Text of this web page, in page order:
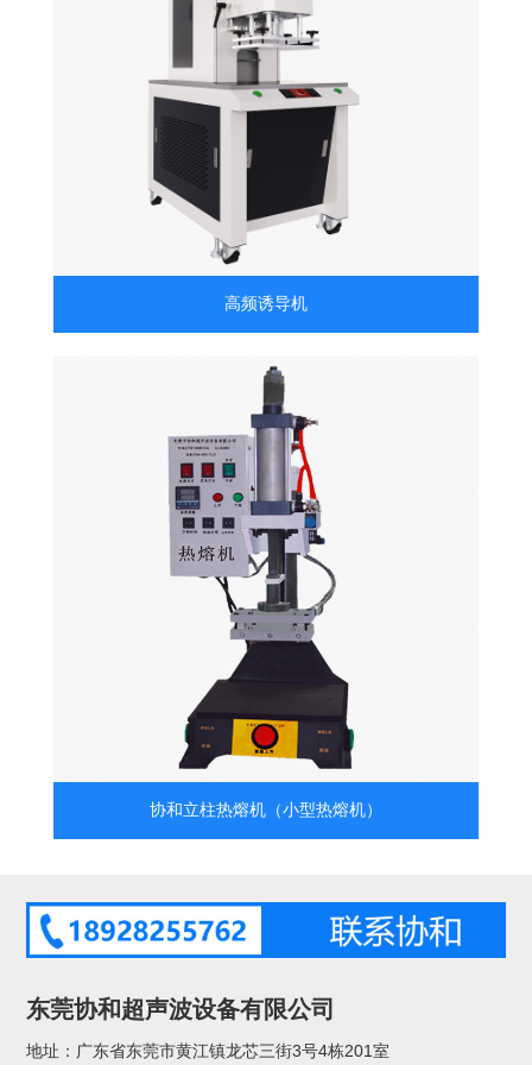
高频诱导机
协和立柱热熔机（小型热熔机）
东莞协和超声波设备有限公司
地址：广东省东莞市黄江镇龙芯三街3号4栋201室